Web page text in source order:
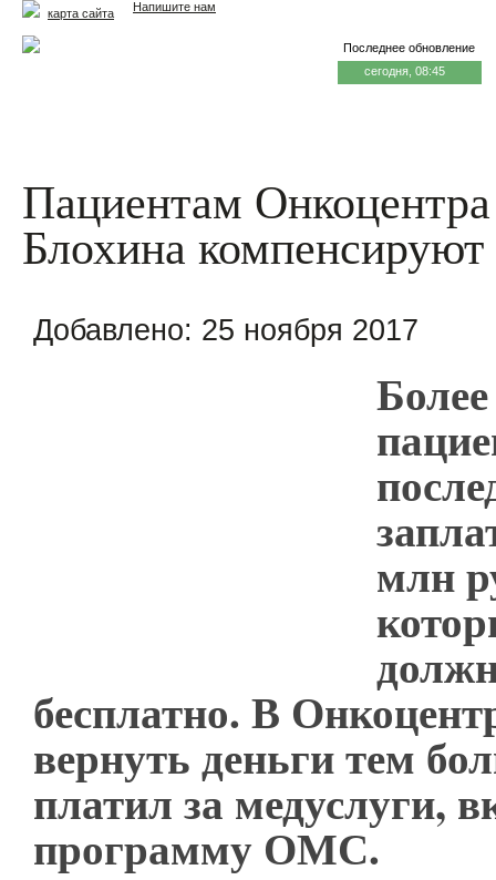
Напишите нам
карта сайта
Последнее обновление
сегодня, 08:45
Пациентам
Блохина
Добавлено: 25 ноября 2017
млн
бесплатно. В
вернуть деньги тем
платил за медуслуги,
программу ОМС.